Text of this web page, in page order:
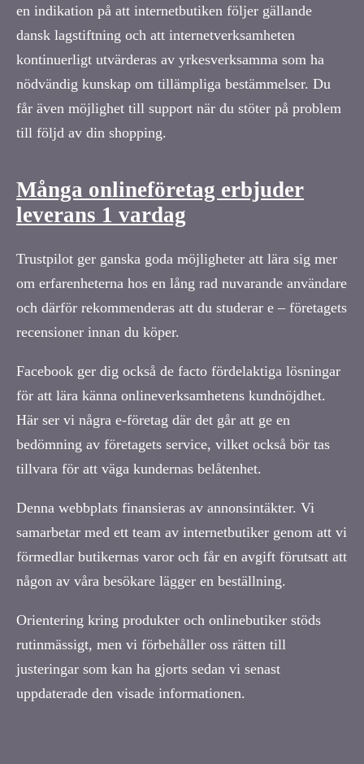
en indikation på att internetbutiken följer gällande
dansk lagstiftning och att internetverksamheten
kontinuerligt utvärderas av yrkesverksamma som ha
nödvändig kunskap om tillämpliga bestämmelser. Du
får även möjlighet till support när du stöter på problem
till följd av din shopping.
Många onlineföretag erbjuder
leverans 1 vardag
Trustpilot ger ganska goda möjligheter att lära sig mer
om erfarenheterna hos en lång rad nuvarande användare
och därför rekommenderas att du studerar e – företagets
recensioner innan du köper.
Facebook ger dig också de facto fördelaktiga lösningar
för att lära känna onlineverksamhetens kundnöjdhet.
Här ser vi några e-företag där det går att ge en
bedömning av företagets service, vilket också bör tas
tillvara för att väga kundernas belåtenhet.
Denna webbplats finansieras av annonsintäkter. Vi
samarbetar med ett team av internetbutiker genom att vi
förmedlar butikernas varor och får en avgift förutsatt att
någon av våra besökare lägger en beställning.
Orientering kring produkter och onlinebutiker stöds
rutinmässigt, men vi förbehåller oss rätten till
justeringar som kan ha gjorts sedan vi senast
uppdaterade den visade informationen.